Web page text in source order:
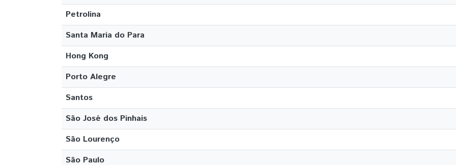
Petrolina
Santa Maria do Para
Hong Kong
Porto Alegre
Santos
São José dos Pinhais
São Lourenço
São Paulo